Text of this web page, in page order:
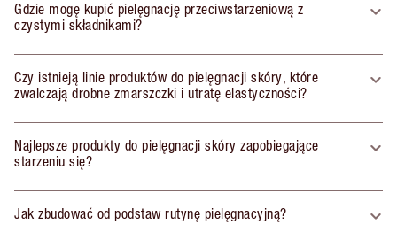
Gdzie mogę kupić pielęgnację przeciwstarzeniową z
czystymi składnikami?
Czy istnieją linie produktów do pielęgnacji skóry, które
zwalczają drobne zmarszczki i utratę elastyczności?
Najlepsze produkty do pielęgnacji skóry zapobiegające
starzeniu się?
Jak zbudować od podstaw rutynę pielęgnacyjną?